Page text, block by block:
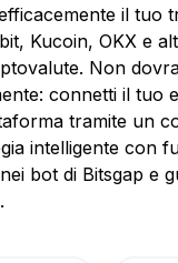
il tuo
Kucoin, OKX e
Non
connetti il tuo
tramite un
intelligente con
bot di Bitsgap e